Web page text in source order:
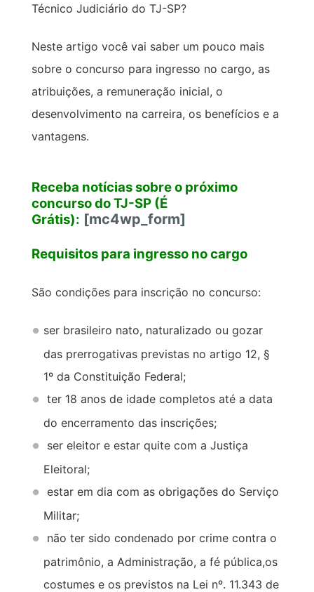
Técnico Judiciário do TJ-SP?
Neste artigo você vai saber um pouco mais
sobre o concurso para ingresso no cargo, as
atribuições, a remuneração inicial, o
desenvolvimento na carreira, os benefícios e a
vantagens.
Receba notícias sobre o próximo
concurso do TJ-SP (É
Grátis): [mc4wp_form]
Requisitos para ingresso no cargo
São condições para inscrição no concurso:
ser brasileiro nato, naturalizado ou gozar
das prerrogativas previstas no artigo 12, §
1º da Constituição Federal;
ter 18 anos de idade completos até a data
do encerramento das inscrições;
ser eleitor e estar quite com a Justiça
Eleitoral;
estar em dia com as obrigações do Serviço
Militar;
não ter sido condenado por crime contra o
patrimônio, a Administração, a fé pública,os
costumes e os previstos na Lei nº. 11.343 de